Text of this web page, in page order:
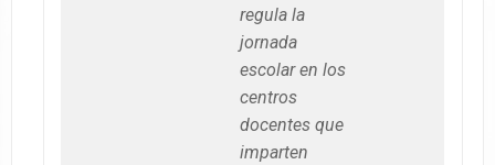
regula la
jornada
escolar en los
centros
docentes que
imparten